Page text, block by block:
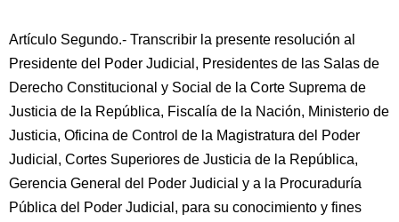
Artículo Segundo.- Transcribir la presente resolución al
Presidente del Poder Judicial, Presidentes de las Salas de
Derecho Constitucional y Social de la Corte Suprema de
Justicia de la República, Fiscalía de la Nación, Ministerio de
Justicia, Oficina de Control de la Magistratura del Poder
Judicial, Cortes Superiores de Justicia de la República,
Gerencia General del Poder Judicial y a la Procuraduría
Pública del Poder Judicial, para su conocimiento y fines